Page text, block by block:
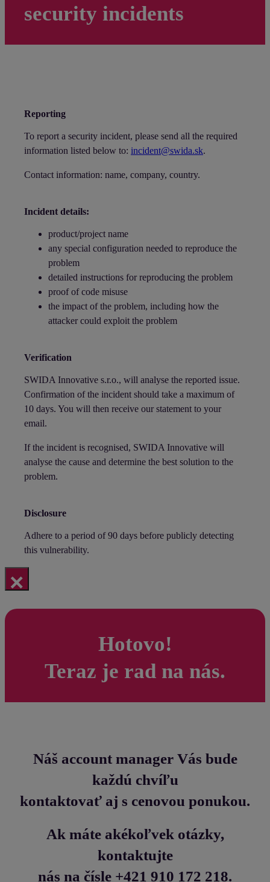
security incidents
Reporting
To report a security incident, please send all the required
information listed below to: incident@swida.sk.
Contact information: name, company, country.
Incident details:
product/project name
any special configuration needed to reproduce the
problem
detailed instructions for reproducing the problem
proof of code misuse
the impact of the problem, including how the
attacker could exploit the problem
Verification
SWIDA Innovative s.r.o., will analyse the reported issue.
Confirmation of the incident should take a maximum of
10 days. You will then receive our statement to your
email.
If the incident is recognised, SWIDA Innovative will
analyse the cause and determine the best solution to the
problem.
Disclosure
Adhere to a period of 90 days before publicly detecting
this vulnerability.
×
Hotovo!
Teraz je rad na nás.
Náš account manager Vás bude
každú chvíľu
kontaktovať aj s cenovou ponukou.
Ak máte akékoľvek otázky,
kontaktujte
nás na čísle +421 910 172 218.